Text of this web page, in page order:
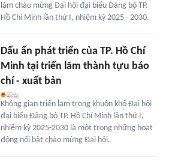
lãm chào mừng Đại hội đại biểu Đảng bộ TP.
Hồ Chí Minh lần thứ I, nhiệm kỳ 2025 - 2030.
Dấu ấn phát triển của TP. Hồ Chí
Minh tại triển lãm thành tựu báo
chí - xuất bản
Không gian triển lãm trong khuôn khổ Đại hội
đại biểu Đảng bộ TP. Hồ Chí Minh lần thứ I,
nhiệm kỳ 2025-2030 là một trong những hoạt
động nổi bật chào mừng Đại hội.